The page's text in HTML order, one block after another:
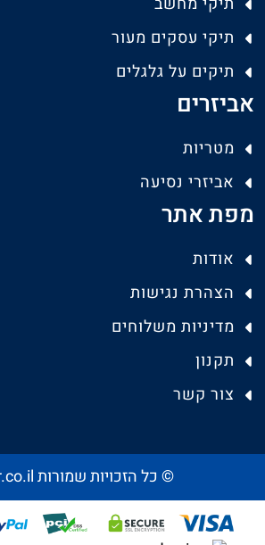
תיקי עסקים מעור
תיקים על גלגלים
אביזרים
מטריות
אביזרי נסיעה
מפת אתר
אודות
הצהרת נגישות
מדיניות משלוחים
תקנון
צור קשר
© כל הזכויות שמורות danlar.co.il